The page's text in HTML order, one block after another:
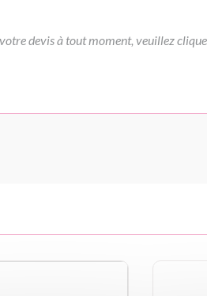
devis à tout moment, veuillez